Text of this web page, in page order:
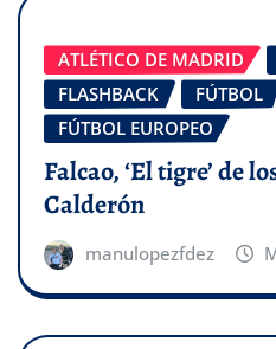
ATLÉTICO DE MADRID
FLASHBACK
FÚTBOL
FÚTBOL EUROPEO
Falcao, ‘El tigre’ de
Calderón
manulopezfdez